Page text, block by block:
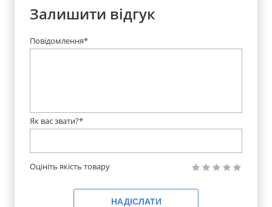
Залишити відгук
Повідомлення*
Як вас звати?*
Оцініть якість товару
НАДІСЛАТИ